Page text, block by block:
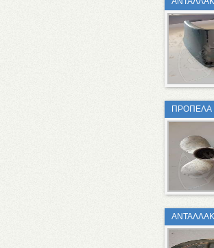
ΠΡΟΠΕΛΑ